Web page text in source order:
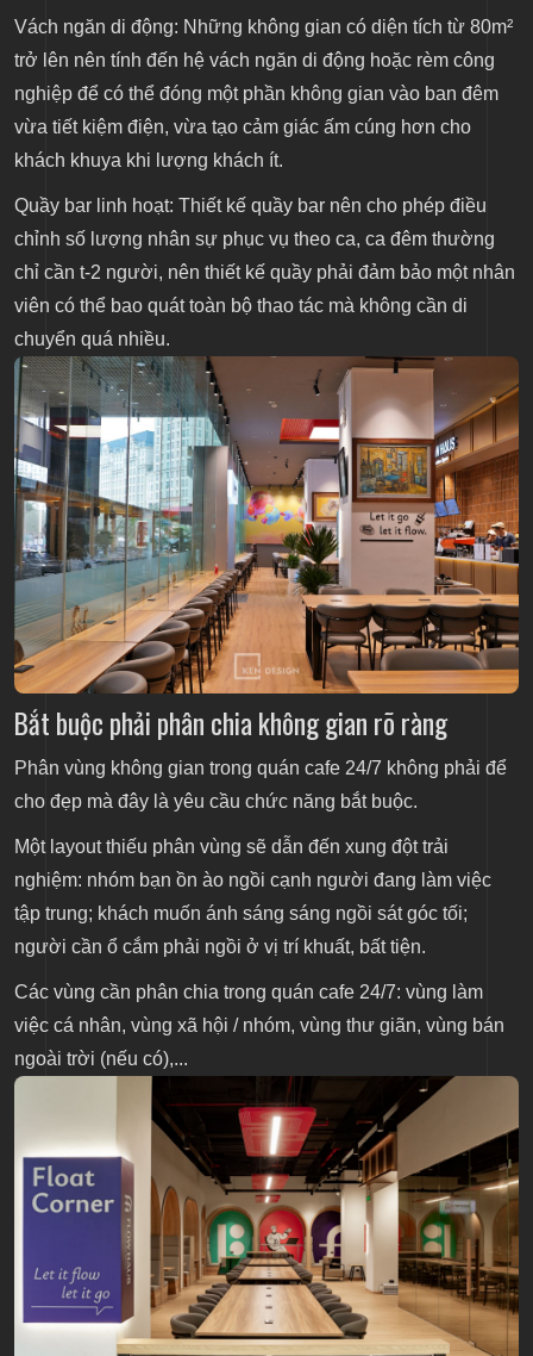
Vách ngăn di động: Những không gian có diện tích từ 80m²
trở lên nên tính đến hệ vách ngăn di động hoặc rèm công
nghiệp để có thể đóng một phần không gian vào ban đêm
vừa tiết kiệm điện, vừa tạo cảm giác ấm cúng hơn cho
khách khuya khi lượng khách ít.
Quầy bar linh hoạt: Thiết kế quầy bar nên cho phép điều
chỉnh số lượng nhân sự phục vụ theo ca, ca đêm thường
chỉ cần t-2 người, nên thiết kế quầy phải đảm bảo một nhân
viên có thể bao quát toàn bộ thao tác mà không cần di
chuyển quá nhiều.
Bắt buộc phải phân chia không gian rõ ràng
Phân vùng không gian trong quán cafe 24/7 không phải để
cho đẹp mà đây là yêu cầu chức năng bắt buộc.
Một layout thiếu phân vùng sẽ dẫn đến xung đột trải
nghiệm: nhóm bạn ồn ào ngồi cạnh người đang làm việc
tập trung; khách muốn ánh sáng sáng ngồi sát góc tối;
người cần ổ cắm phải ngồi ở vị trí khuất, bất tiện.
Các vùng cần phân chia trong quán cafe 24/7: vùng làm
việc cá nhân, vùng xã hội / nhóm, vùng thư giãn, vùng bán
ngoài trời (nếu có),...